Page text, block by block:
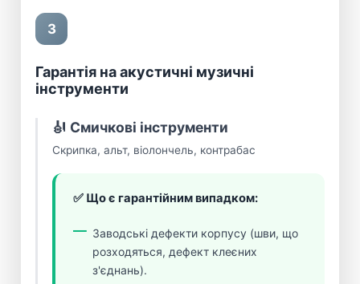
3
Гарантія на акустичні музичні
інструменти
🎻 Смичкові інструменти
Скрипка, альт, віолончель, контрабас
✅ Що є гарантійним випадком:
Заводські дефекти корпусу (шви, що
розходяться, дефект клеєних
з'єднань).